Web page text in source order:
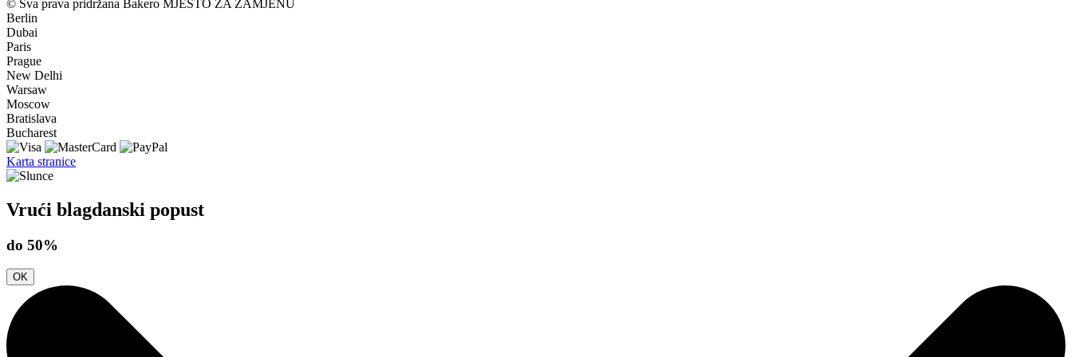
© Sva prava pridržana Bakero MJESTO ZA ZAMJENU
Berlin
Dubai
Paris
Prague
New Delhi
Warsaw
Moscow
Bratislava
Bucharest
Karta stranice
Vrući blagdanski popust
do 50%
OK